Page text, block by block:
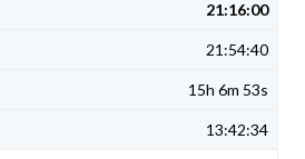
21:16:00
21:54:40
15h 6m 53s
13:42:34